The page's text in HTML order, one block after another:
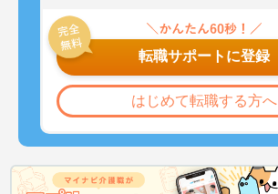
転職サポートに登録
はじめて転職する方へ